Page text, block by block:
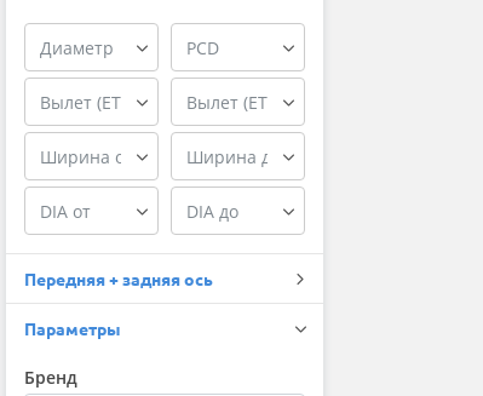
Передняя + задняя ось
Параметры
Бренд